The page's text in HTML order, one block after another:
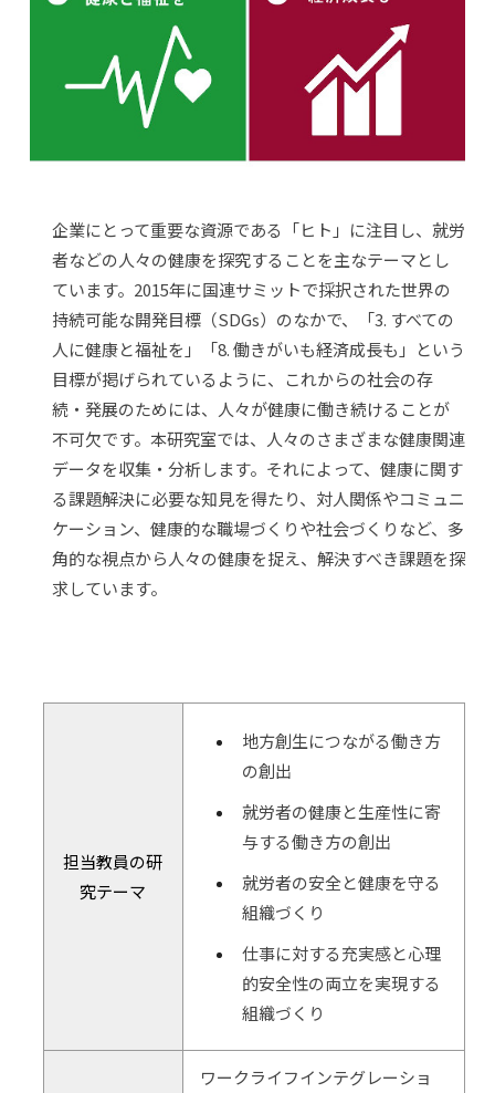
企業にとって重要な資源である「ヒト」に注目し、就労
者などの人々の健康を探究することを主なテーマとし
ています。2015年に国連サミットで採択された世界の
持続可能な開発目標（SDGs）のなかで、「3. すべての
人に健康と福祉を」「8. 働きがいも経済成長も」という
目標が掲げられているように、これからの社会の存
続・発展のためには、人々が健康に働き続けることが
不可欠です。本研究室では、人々のさまざまな健康関連
データを収集・分析します。それによって、健康に関す
る課題解決に必要な知見を得たり、対人関係やコミュニ
ケーション、健康的な職場づくりや社会づくりなど、多
角的な視点から人々の健康を捉え、解決すべき課題を探
求しています。
担当教員の研
究テーマ
地方創生につながる働き方
の創出
就労者の健康と生産性に寄
与する働き方の創出
就労者の安全と健康を守る
組織づくり
仕事に対する充実感と心理
的安全性の両立を実現する
組織づくり
ワークライフインテグレーショ